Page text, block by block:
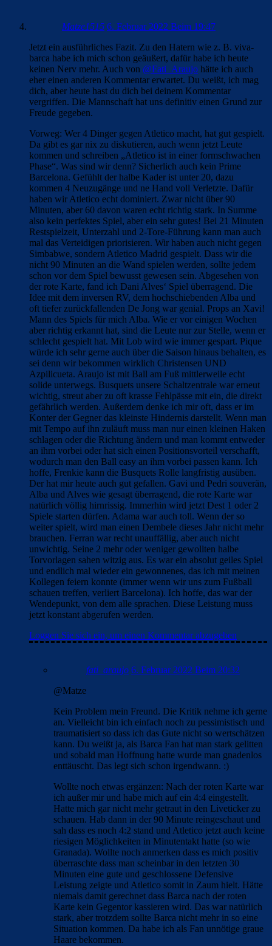
Matze1515 6. Februar 2022 Beim 19:47
Jetzt ein ausführliches Fazit. Zu den Hatern wie z. B. viva-
barca habe ich mich schon geäußert, dafür habe ich heute
keinen Nerv mehr. Auch von @Fati_Araujo hätte ich auch
eher einen anderen Kommentar erwartet. Du weißt, ich mag
dich, aber heute hast du dich bei deinem Kommentar
vergriffen. Die Mannschaft hat uns definitiv einen Grund zur
Freude gegeben.
Vorweg: Wer 4 Dinger gegen Atletico macht, hat gut gespielt.
Da gibt es gar nix zu diskutieren, auch wenn jetzt Leute
kommen und schreiben „Atletico ist in einer formschwachen
Phase“. Was sind wir denn? Sicherlich auch kein Prime
Barcelona. Gefühlt der halbe Kader ist unter 20, dazu
kommen 4 Neuzugänge und ne Hand voll Verletzte. Dafür
haben wir Atletico echt dominiert. Zwar nicht über 90
Minuten, aber 60 davon waren echt richtig stark. In Summe
also kein perfektes Spiel, aber ein sehr gutes! Bei 21 Minuten
Restspielzeit, Unterzahl und 2-Tore-Führung kann man auch
mal das Verteidigen priorisieren. Wir haben auch nicht gegen
Simbabwe, sondern Atletico Madrid gespielt. Dass wir die
nicht 90 Minuten an die Wand spielen werden, sollte jedem
schon vor dem Spiel bewusst gewesen sein. Abgesehen von
der rote Karte, fand ich Dani Alves‘ Spiel überragend. Die
Idee mit dem inversen RV, dem hochschiebenden Alba und
oft tiefer zurückfallenden De Jong war genial. Props an Xavi!
Mann des Spiels für mich Alba. Wie er vor einigen Wochen
aber richtig erkannt hat, sind die Leute nur zur Stelle, wenn er
schlecht gespielt hat. Mit Lob wird wie immer gespart. Pique
würde ich sehr gerne auch über die Saison hinaus behalten, es
sei denn wir bekommen wirklich Christensen UND
Azpilicueta. Araujo ist mit Ball am Fuß mittlerweile echt
solide unterwegs. Busquets unsere Schaltzentrale war erneut
wichtig, streut aber zu oft krasse Fehlpässe mit ein, die direkt
gefährlich werden. Außerdem denke ich mir oft, dass er im
Konter der Gegner das kleinste Hindernis darstellt. Wenn man
mit Tempo auf ihn zuläuft muss man nur einen kleinen Haken
schlagen oder die Richtung ändern und man kommt entweder
an ihm vorbei oder hat sich einen Positionsvorteil verschafft,
wodurch man den Ball easy an ihm vorbei passen kann. Ich
hoffe, Frenkie kann die Busquets Rolle langfristig ausüben.
Der hat mir heute auch gut gefallen. Gavi und Pedri souverän,
Alba und Alves wie gesagt überragend, die rote Karte war
natürlich völlig hirnrissig. Immerhin wird jetzt Dest 1 oder 2
Spiele starten dürfen. Adama war auch toll. Wenn der so
weiter spielt, wird man einen Dembele dieses Jahr nicht mehr
brauchen. Ferran war recht unauffällig, aber auch nicht
unwichtig. Seine 2 mehr oder weniger gewollten halbe
Torvorlagen sahen witzig aus. Es war ein absolut geiles Spiel
und endlich mal wieder ein gewonnenes, das ich mit meinen
Kollegen feiern konnte (immer wenn wir uns zum Fußball
schauen treffen, verliert Barcelona). Ich hoffe, das war der
Wendepunkt, von dem alle sprachen. Diese Leistung muss
jetzt konstant abgerufen werden.
Loggen Sie sich ein, um einen Kommentar abzugeben
fati_araujo 6. Februar 2022 Beim 20:32
@Matze
Kein Problem mein Freund. Die Kritik nehme ich gerne
an. Vielleicht bin ich einfach noch zu pessimistisch und
traumatisiert so dass ich das Gute nicht so wertschätzen
kann. Du weißt ja, als Barca Fan hat man stark gelitten
und sobald man Hoffnung hatte wurde man gnadenlos
enttäuscht. Das legt sich schon irgendwann. :)
Wollte noch etwas ergänzen: Nach der roten Karte war
ich außer mir und habe mich auf ein 4:4 eingestellt.
Hatte mich gar nicht mehr getraut in den Liveticker zu
schauen. Hab dann in der 90 Minute reingeschaut und
sah dass es noch 4:2 stand und Atletico jetzt auch keine
riesigen Möglichkeiten in Minutentakt hatte (so wie
Granada). Wollte noch anmerken dass es mich positiv
überraschte dass man scheinbar in den letzten 30
Minuten eine gute und geschlossene Defensive
Leistung zeigte und Atletico somit in Zaum hielt. Hätte
niemals damit gerechnet dass Barca nach der roten
Karte kein Gegentor kassieren wird. Das war natürlich
stark, aber trotzdem sollte Barca nicht mehr in so eine
Situation kommen. Da habe ich als Fan unnötige graue
Haare bekommen.